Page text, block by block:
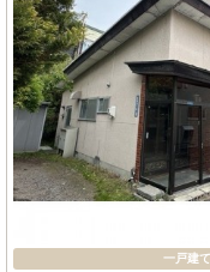
一戸建て